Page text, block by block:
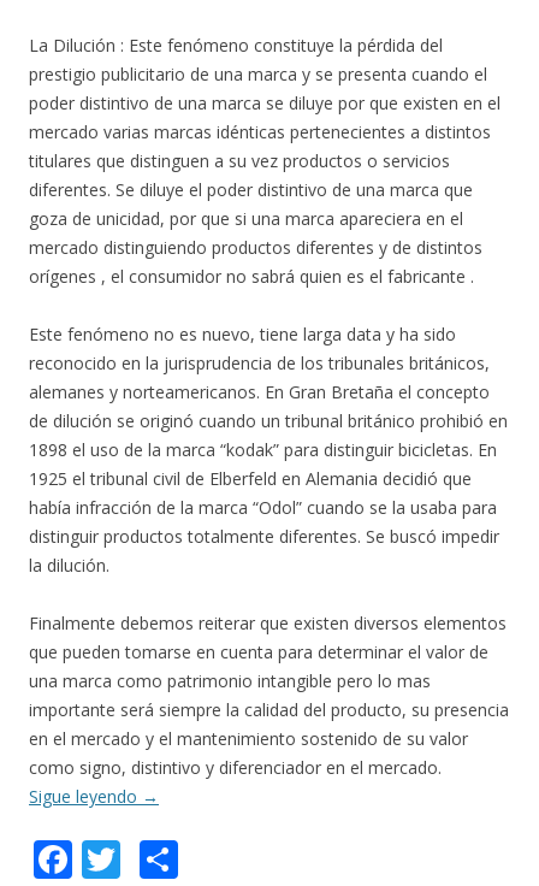
La Dilución : Este fenómeno constituye la pérdida del
prestigio publicitario de una marca y se presenta cuando el
poder distintivo de una marca se diluye por que existen en el
mercado varias marcas idénticas pertenecientes a distintos
titulares que distinguen a su vez productos o servicios
diferentes. Se diluye el poder distintivo de una marca que
goza de unicidad, por que si una marca apareciera en el
mercado distinguiendo productos diferentes y de distintos
orígenes , el consumidor no sabrá quien es el fabricante .
Este fenómeno no es nuevo, tiene larga data y ha sido
reconocido en la jurisprudencia de los tribunales británicos,
alemanes y norteamericanos. En Gran Bretaña el concepto
de dilución se originó cuando un tribunal británico prohibió en
1898 el uso de la marca “kodak” para distinguir bicicletas. En
1925 el tribunal civil de Elberfeld en Alemania decidió que
había infracción de la marca “Odol” cuando se la usaba para
distinguir productos totalmente diferentes. Se buscó impedir
la dilución.
Finalmente debemos reiterar que existen diversos elementos
que pueden tomarse en cuenta para determinar el valor de
una marca como patrimonio intangible pero lo mas
importante será siempre la calidad del producto, su presencia
en el mercado y el mantenimiento sostenido de su valor
como signo, distintivo y diferenciador en el mercado.
Sigue leyendo →
F T